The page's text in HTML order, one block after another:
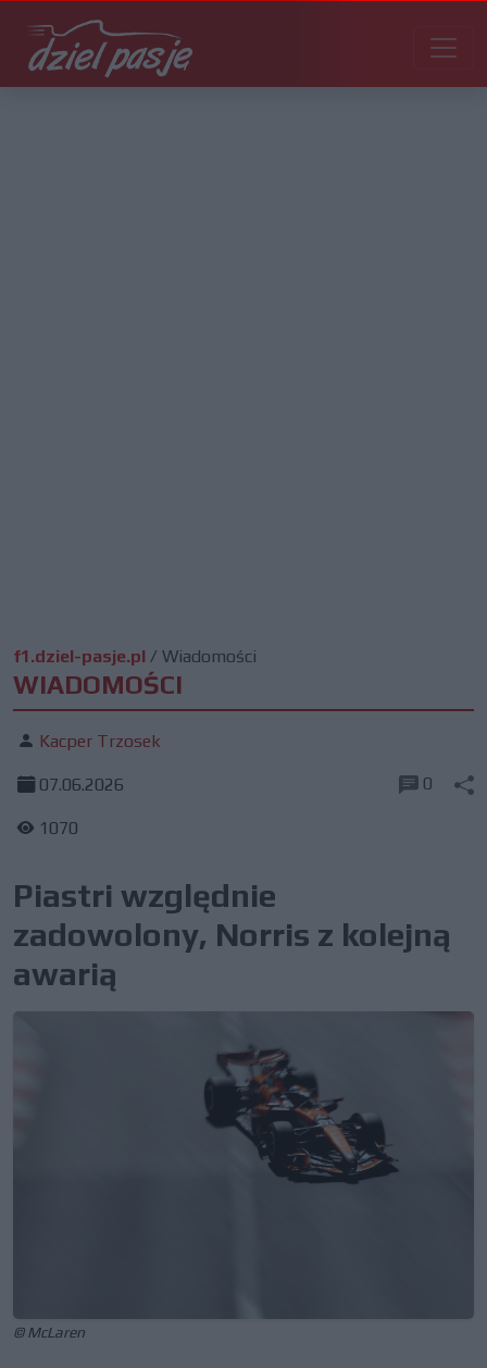
f1.dziel-pasje.pl / Wiadomości
WIADOMOŚCI
Kacper Trzosek
07.06.2026
1070
0
Piastri względnie
zadowolony, Norris z kolejną
awarią
© McLaren